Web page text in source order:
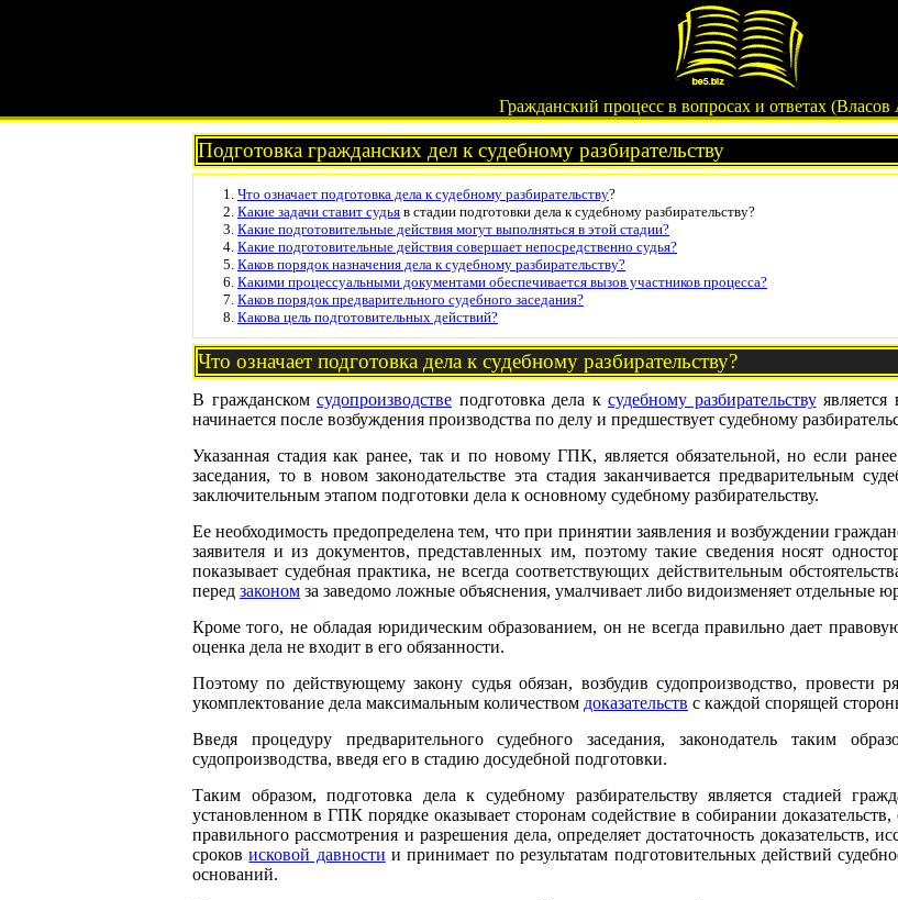
Гражданский процесс в вопросах и ответах
Подготовка гражданских дел к судебному разбирательству
Что означает подготовка дела ксудебному разбирательству?
Какие задачи ставит судья в стадии подготовки дела к судебному разбирательству?
Какие подготовительные действия могут выполняться в этой стадии?
Какие подготовительные действия совершает непосредственно судья?
Каков порядок назначения дела к судебному разбирательству?
Какими процессуальными документами обеспечивается вызов участников процесса?
Каков порядок предварительного судебного заседания?
Какова цель подготовительных действий?
Что означает подготовка дела к судебному разбирательству?
В гражданском судопроизводстве подготовка дела к судебному разбирательствуявляется
начинается после возбуждения производства по делу и предшествует судебному
Указанная стадия как ранее, так и по новому ГПК, является обязательной, но если ранее
заседания, то в новом законодательстве эта стадия заканчивается предварительным
заключительным этапом подготовки дела к основному судебному разбирательству.
Ее необходимость предопределена тем, что при принятии заявления и возбуждении
заявителя и из документов, представленных им, поэтому такие сведения носят
показывает судебная практика, не всегда соответствующих действительным
перед законом за заведомо ложные объяснения, умалчивает либо видоизменяет отдельные
Кроме того, не обладая юридическим образованием, он не всегда правильно дает
оценка дела не входит в его обязанности.
Поэтому по действующему закону судья обязан, возбудив судопроизводство, провести
укомплектование дела максимальным количеством доказательств с каждой спорящей
Введя процедуру предварительного судебного заседания, законодатель таким
судопроизводства, введя его в стадию досудебной подготовки.
Таким образом, подготовка дела к судебному разбирательству является стадией
установленном в ГПК порядке оказывает сторонам содействие в собирании
правильного рассмотрения и разрешения дела, определяет достаточность доказательств,
сроковисковой давности и принимает по результатам подготовительных действий
оснований.